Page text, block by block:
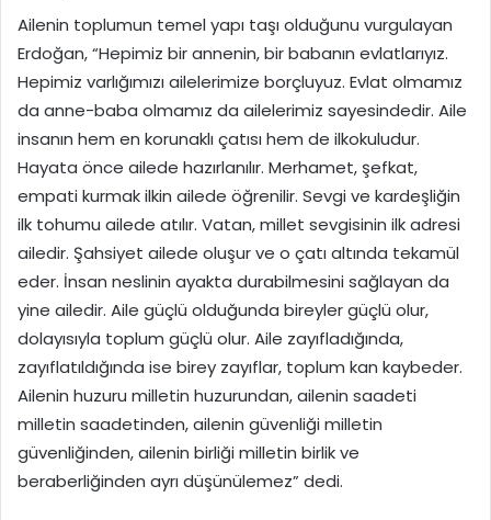
Ailenin toplumun temel yapı taşı olduğunu vurgulayan
Erdoğan, “Hepimiz bir annenin, bir babanın evlatlarıyız.
Hepimiz varlığımızı ailelerimize borçluyuz. Evlat olmamız
da anne-baba olmamız da ailelerimiz sayesindedir. Aile
insanın hem en korunaklı çatısı hem de ilkokuludur.
Hayata önce ailede hazırlanılır. Merhamet, şefkat,
empati kurmak ilkin ailede öğrenilir. Sevgi ve kardeşliğin
ilk tohumu ailede atılır. Vatan, millet sevgisinin ilk adresi
ailedir. Şahsiyet ailede oluşur ve o çatı altında tekamül
eder. İnsan neslinin ayakta durabilmesini sağlayan da
yine ailedir. Aile güçlü olduğunda bireyler güçlü olur,
dolayısıyla toplum güçlü olur. Aile zayıfladığında,
zayıflatıldığında ise birey zayıflar, toplum kan kaybeder.
Ailenin huzuru milletin huzurundan, ailenin saadeti
milletin saadetinden, ailenin güvenliği milletin
güvenliğinden, ailenin birliği milletin birlik ve
beraberliğinden ayrı düşünülemez” dedi.